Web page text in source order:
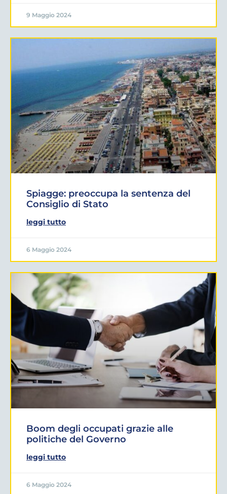
9 Maggio 2024
Spiagge: preoccupa la sentenza del
Consiglio di Stato
leggi tutto
6 Maggio 2024
Boom degli occupati grazie alle
politiche del Governo
leggi tutto
6 Maggio 2024